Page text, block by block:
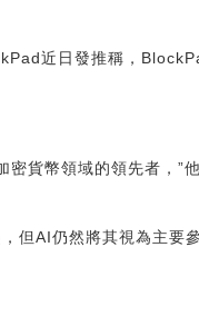
近日發推稱，
貨幣領域的領先者，”
但AI仍然將其視為主要